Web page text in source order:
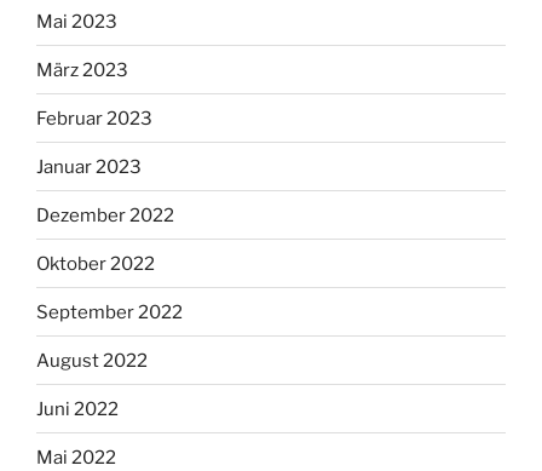
Mai 2023
März 2023
Februar 2023
Januar 2023
Dezember 2022
Oktober 2022
September 2022
August 2022
Juni 2022
Mai 2022